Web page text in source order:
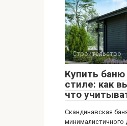
Строительство
Купить
стиле: как
что
Скандинавская
минималистичного